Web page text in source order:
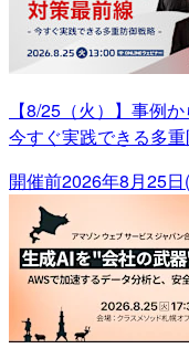
【8/25（火）】事例
今すぐ実践できる多
開催前2026年8月25日